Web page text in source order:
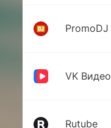
PromoDJ
VK Видео
Rutube